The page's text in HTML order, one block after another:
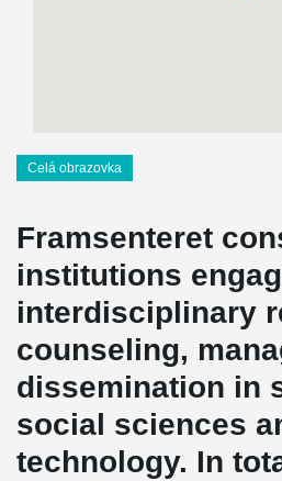
Celá obrazovka
Framsenteret
institutions
interdisciplinary
counseling,
dissemination in
social sciences
technology. In